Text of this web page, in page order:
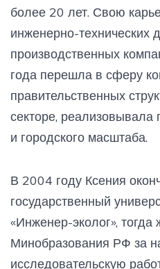
более 20 лет. Свою
инженерно-технических
производственных
года перешла в сферу
правительственных
секторе,
и городского масштаба.
В 2004 году Ксения
государственный
«Инженер-эколог», тогда
Минобразования РФ за
исследовательскую